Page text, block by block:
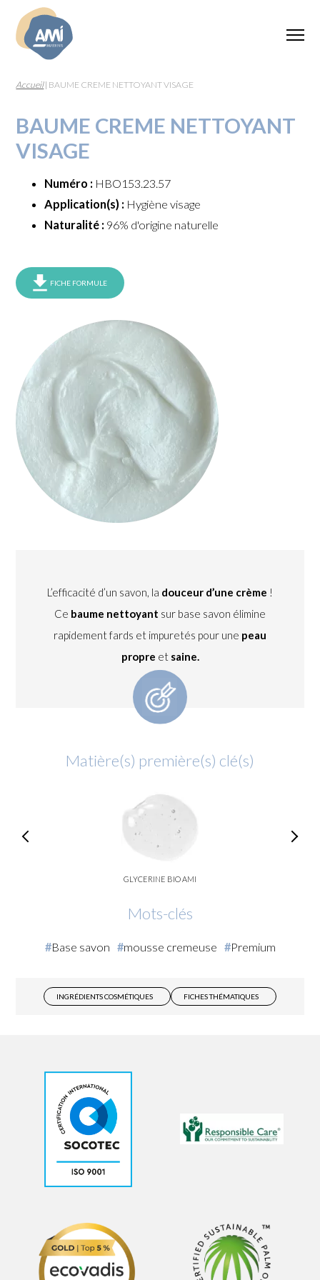
Accueil| BAUME CREME NETTOYANT VISAGE
BAUME CREME NETTOYANT
VISAGE
Numéro : HBO153.23.57
Application(s) : Hygiène visage
Naturalité : 96% d'origine naturelle
FICHE FORMULE
L’efficacité d’un savon, la douceur d’une crème !
Ce baume nettoyant sur base savon élimine
rapidement fards et impuretés pour une peau
propre et saine.
Matière(s) première(s) clé(s)
GLYCERINE BIO AMI
Mots-clés
Base savon mousse cremeuse Premium
INGRÉDIENTS COSMÉTIQUES FICHES THÉMATIQUES